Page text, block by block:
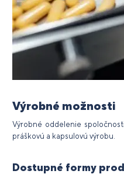
Výrobné možnosti
Výrobné oddelenie
práškovú a kapsulovú výrobu.
Dostupné formy